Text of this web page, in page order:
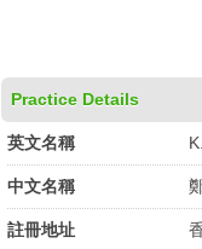
Practice Details
英文名稱
中文名稱
註冊地址